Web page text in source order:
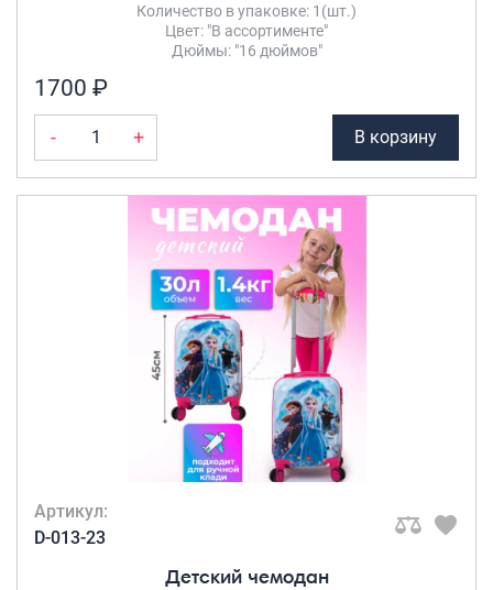
Количество в упаковке: 1(шт.)
Цвет: "В ассортименте"
Дюймы: "16 дюймов"
1700 ₽
- + В корзину
Артикул:
D-013-23
Детский чемодан